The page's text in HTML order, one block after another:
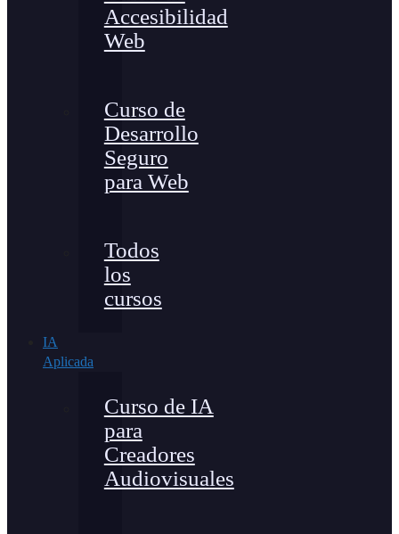
Accesibilidad
Web
Curso de
Desarrollo
Seguro
para Web
Todos
los
cursos
IA
Aplicada
Curso de IA
para
Creadores
Audiovisuales